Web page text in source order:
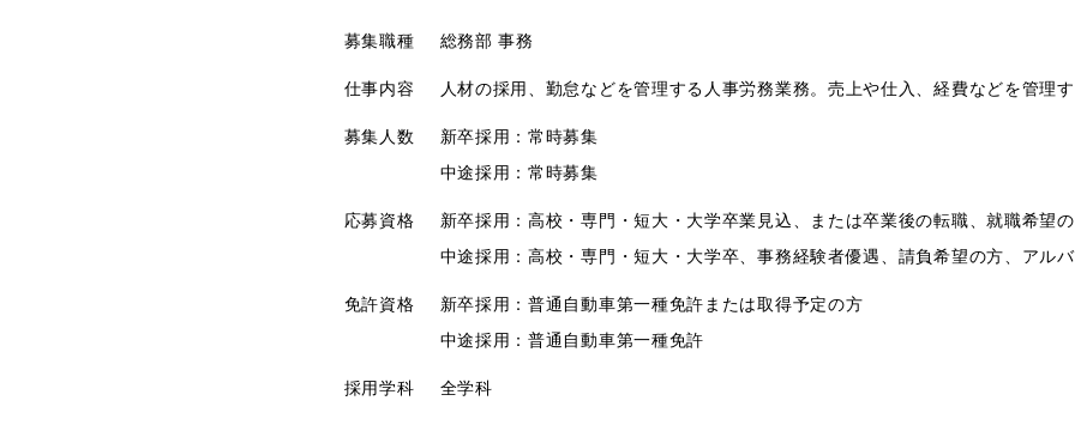
募集職種 総務部 事務
仕事内容 人材の採用、勤怠などを管理する人事労務業務。売上や仕入、経費などを管理
募集人数
新卒採用：常時募集
中途採用：常時募集
応募資格
新卒採用：高校・専門・短大・大学卒業見込、または卒業後の転職、就職希望
中途採用：高校・専門・短大・大学卒、事務経験者優遇、請負希望の方、アル
免許資格
新卒採用：普通自動車第一種免許または取得予定の方
中途採用：普通自動車第一種免許
採用学科 全学科